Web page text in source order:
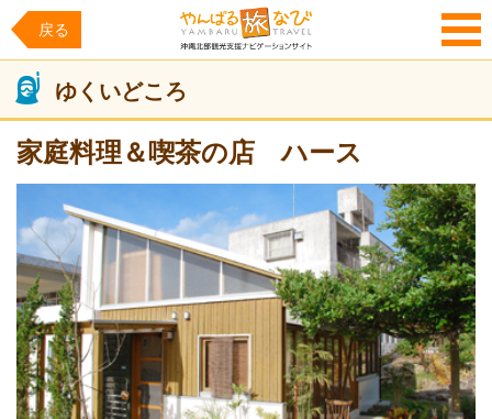
戻る
MENU
ゆくいどころ
家庭料理＆喫茶の店 ハース